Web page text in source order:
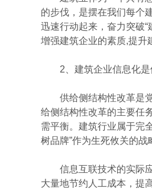
的步伐，是摆在我们每个
迅速行动起来，奋力突破
增强建筑企业的素质,提升
2、建筑企业信息化是
供给侧结构性改革是党
给侧结构性改革的主要任
需平衡。建筑行业属于完
树品牌”作为生死攸关的
信息互联技术的实际应
大量地节约人工成本，提